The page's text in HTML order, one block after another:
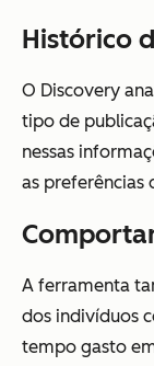
Histórico
O Discovery
tipo de
nessas
as preferências
A ferramenta
dos indivíduos
tempo gasto